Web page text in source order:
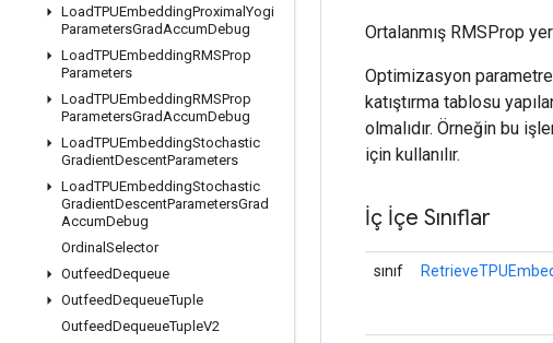
LoadTPUEmbeddingProximalYogi
ParametersGradAccumDebug
LoadTPUEmbeddingRMSProp
Parameters
LoadTPUEmbeddingRMSProp
ParametersGradAccumDebug
LoadTPUEmbeddingStochastic
GradientDescentParameters
LoadTPUEmbeddingStochastic
GradientDescentParametersGrad
AccumDebug
Ordinal Selector
OutfeedDequeue
OutfeedDequeueTuple
OutfeedDequeueTupleV2
Ortalanmış RMSProp
Optimizasyon
katıştırma tablosu
olmalıdır. Örneğin bu
için kullanılır.
İç İçe Sınıflar
sınıf